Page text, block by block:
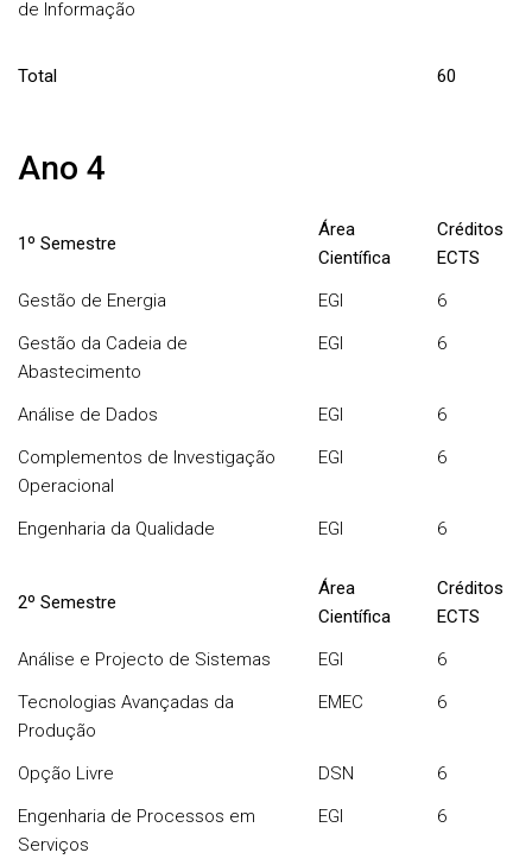
de Informação
Total 60
Ano 4
1º Semestre
Área
Científica
Créditos
ECTS
Gestão de Energia
EGI
6
Gestão da Cadeia de
Abastecimento
EGI 6
Análise de Dados EGI
6
Complementos de Investigação
Operacional
EGI 6
Engenharia da Qualidade EGI 6
2º Semestre
Área
Científica
Créditos
ECTS
Análise e Projecto de Sistemas
EGI
6
Tecnologias Avançadas da
Produção
EMEC 6
Opção Livre DSN
6
Engenharia de Processos em
Serviços
EGI 6